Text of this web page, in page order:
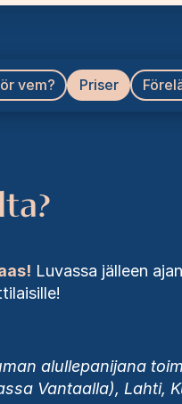
vem? Priser
Luvassa jälleen
alullepanijana
Vantaalla), Lahti,